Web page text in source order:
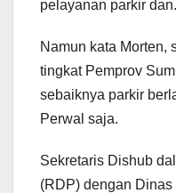
pelayanan parkir
Namun kata Morten,
tingkat Pemprov
sebaiknya parkir
Perwal saja.
Sekretaris Dishub
(RDP) dengan